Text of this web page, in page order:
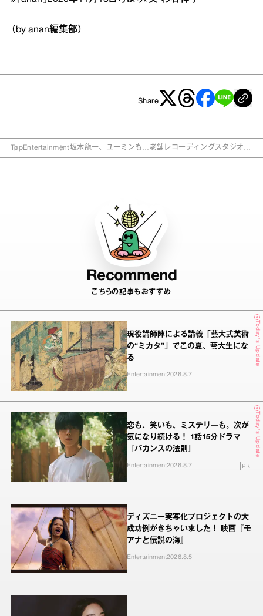
（by anan編集部）
Share
TopEntertainment坂本龍一、ユーミンも…老舗レコーディングスタジオに
Recommend
こちらの記事もおすすめ
Today's Update
現役講師陣による講義「藝大式美術
の“ミカタ”」でこの夏、藝大生にな
る
Entertainment2026.8.7
Today's Update
恋も、笑いも、ミステリーも。次が
気になり続ける！ 1話15分ドラマ
『バカンスの法則』
Entertainment2026.8.7 PR
ディズニー実写化プロジェクトの大
成功例がきちゃいました！ 映画『モ
アナと伝説の海』
Entertainment2026.8.5